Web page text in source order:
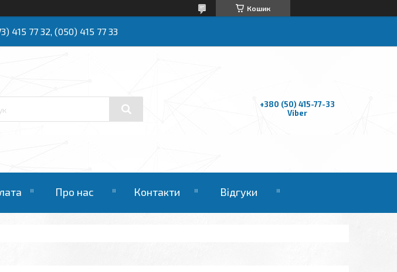
Кошик
415 77 32, (050) 415 77 33
+380 (50) 415-77-33
Viber
Про нас Контакти Відгуки